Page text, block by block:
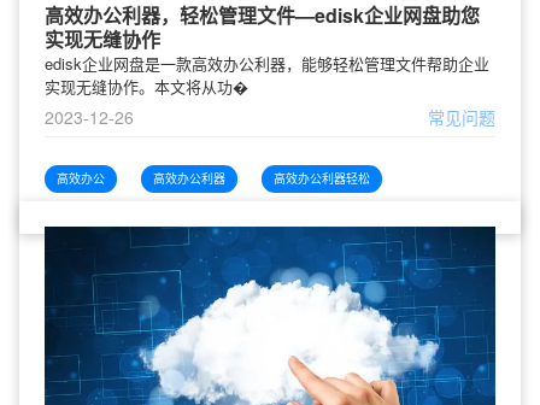
高效办公利器，轻松管理文件—edisk企业网盘助您
实现无缝协作
edisk企业网盘是一款高效办公利器，能够轻松管理文件帮助企业
实现无缝协作。本文将从功�
2023-12-26 常见问题
高效办公 高效办公利器 高效办公利器轻松